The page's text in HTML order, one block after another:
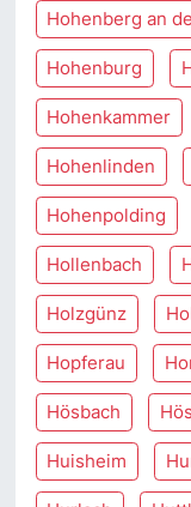
Hohenberg an
Hohenburg
Hohenkammer
Hohenlinden
Hohenpolding
Hollenbach
Holzgünz
Hopferau
Hösbach
Huisheim